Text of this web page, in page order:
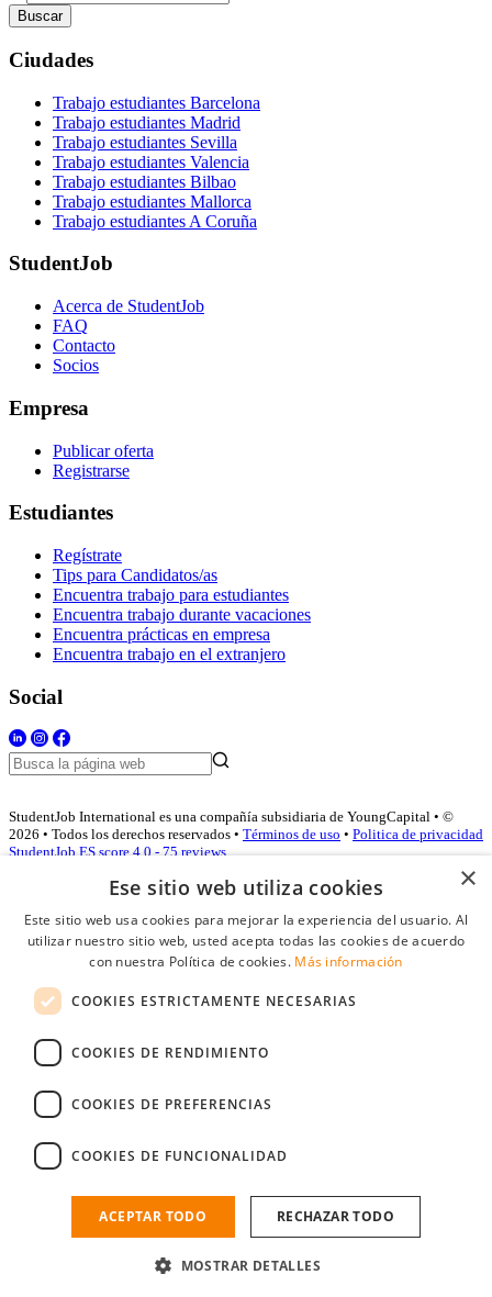
Buscar
Ciudades
Trabajo estudiantes Barcelona
Trabajo estudiantes Madrid
Trabajo estudiantes Sevilla
Trabajo estudiantes Valencia
Trabajo estudiantes Bilbao
Trabajo estudiantes Mallorca
Trabajo estudiantes A Coruña
StudentJob
Acerca de StudentJob
FAQ
Contacto
Socios
Empresa
Publicar oferta
Registrarse
Estudiantes
Regístrate
Tips para Candidatos/as
Encuentra trabajo para estudiantes
Encuentra trabajo durante vacaciones
Encuentra prácticas en empresa
Encuentra trabajo en el extranjero
Social
StudentJob International es una compañía subsidiaria de YoungCapital • ©
2026 • Todos los derechos reservados • Términos de uso • Politica de privacidad
StudentJob ES score 4.0 - 75 reviews
Acceso empresas
Contraseña
Recordarme
Conectarse
Registro gratuito empresas
Encuentre al candidato perfecto a tan sólo un par de clicks
×
Ese sitio web utiliza cookies
Este sitio web usa cookies para mejorar la experiencia del usuario. Al
utilizar nuestro sitio web, usted acepta todas las cookies de acuerdo
con nuestra Política de cookies. Más información
COOKIES ESTRICTAMENTE NECESARIAS
COOKIES DE RENDIMIENTO
COOKIES DE PREFERENCIAS
COOKIES DE FUNCIONALIDAD
ACEPTAR TODO RECHAZAR TODO
MOSTRAR DETALLES